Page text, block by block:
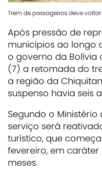
Trem de passageiros deve
Após pressão de
municípios ao longo
o governo da Bolívia
(7) a retomada do
a região da
suspenso havia seis
Segundo o Ministério
serviço será
turístico, que
fevereiro, em
meses.